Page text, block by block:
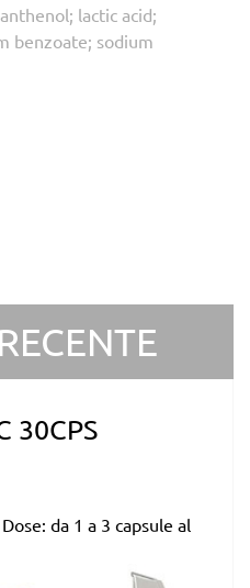
lactic acid;
benzoate; sodium
30CPS
da 1 a 3 capsule al